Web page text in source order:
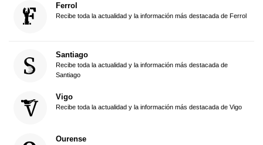
Ferrol
Recibe toda la actualidad y la información más destacada de Ferrol
Santiago
Recibe toda la actualidad y la información más destacada de
Santiago
Vigo
Recibe toda la actualidad y la información más destacada de Vigo
Ourense